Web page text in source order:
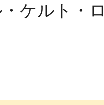
ケルト・ロ